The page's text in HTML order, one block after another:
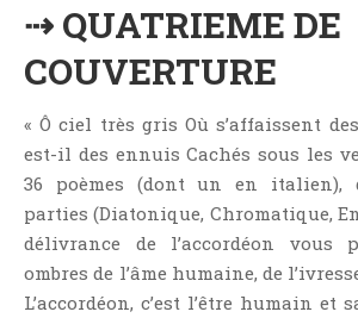
Fraternité
Histoire De Vie
Horreur
Humour
Jeunesse
LGBT
Light Novel
Littérature Belge
⇢ QUATRIEME DE
COUVERTURE
« Ô ciel très gris Où s’affaissent
est-il des ennuis Cachés sous les
36 poèmes (dont un en italien),
parties (Diatonique, Chromatique,
délivrance de l’accordéon vous
ombres de l’âme humaine, de
L’accordéon, c’est l’être humain et